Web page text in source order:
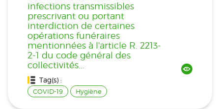
infections transmissibles
prescrivant ou portant
interdiction de certaines
opérations funéraires
mentionnées à l'article R. 2213-
2-1 du code général des
collectivités...
Tag(s) :
COVID-19 Hygiène